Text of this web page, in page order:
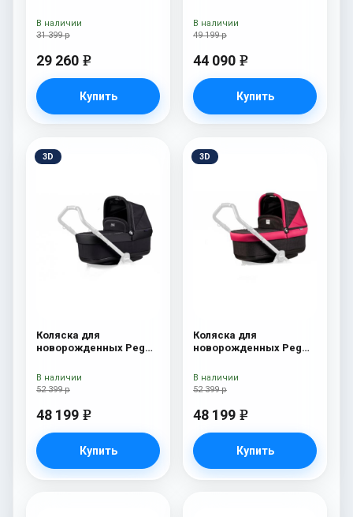
31 399 р
29 260 e
Купить
В наличии
Onyx
49 199 р
44 090 e
Купить
В наличии
3D
Коляска для
новорожденных Peg
Pop-Up) Onyx
52 399 р
48 199 e
Купить
В наличии
3D
Коляска для
новорожденных Peg
Pop-Up) Fleur
52 399 р
48 199 e
Купить
В наличии